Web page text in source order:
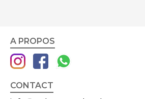
A PROPOS
CONTACT